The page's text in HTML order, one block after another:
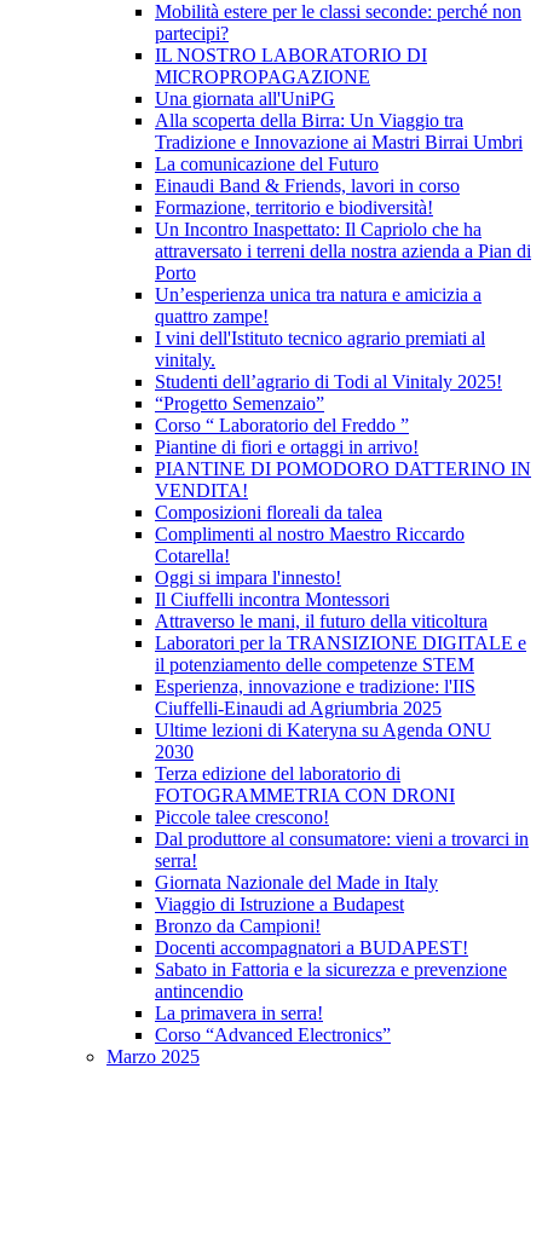
Mobilità estere per le classi seconde: perché non
partecipi?
IL NOSTRO LABORATORIO DI
MICROPROPAGAZIONE
Una giornata all'UniPG
Alla scoperta della Birra: Un Viaggio tra
Tradizione e Innovazione ai Mastri Birrai Umbri
La comunicazione del Futuro
Einaudi Band & Friends, lavori in corso
Formazione, territorio e biodiversità!
Un Incontro Inaspettato: Il Capriolo che ha
attraversato i terreni della nostra azienda a Pian di
Porto
Un’esperienza unica tra natura e amicizia a
quattro zampe!
I vini dell'Istituto tecnico agrario premiati al
vinitaly.
Studenti dell’agrario di Todi al Vinitaly 2025!
“Progetto Semenzaio”
Corso “ Laboratorio del Freddo ”
Piantine di fiori e ortaggi in arrivo!
PIANTINE DI POMODORO DATTERINO IN
VENDITA!
Composizioni floreali da talea
Complimenti al nostro Maestro Riccardo
Cotarella!
Oggi si impara l'innesto!
Il Ciuffelli incontra Montessori
Attraverso le mani, il futuro della viticoltura
Laboratori per la TRANSIZIONE DIGITALE e
il potenziamento delle competenze STEM
Esperienza, innovazione e tradizione: l'IIS
Ciuffelli-Einaudi ad Agriumbria 2025
Ultime lezioni di Kateryna su Agenda ONU
2030
Terza edizione del laboratorio di
FOTOGRAMMETRIA CON DRONI
Piccole talee crescono!
Dal produttore al consumatore: vieni a trovarci in
serra!
Giornata Nazionale del Made in Italy
Viaggio di Istruzione a Budapest
Bronzo da Campioni!
Docenti accompagnatori a BUDAPEST!
Sabato in Fattoria e la sicurezza e prevenzione
antincendio
La primavera in serra!
Corso “Advanced Electronics”
Marzo 2025